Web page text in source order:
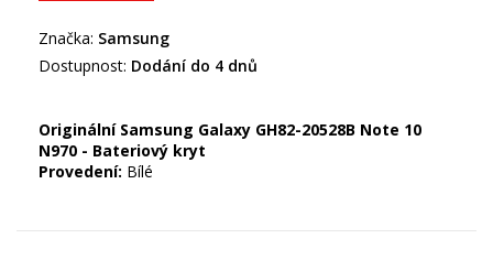
Značka: Samsung
Dostupnost: Dodání do 4 dnů
Originální Samsung Galaxy GH82-20528B Note 10
N970 - Bateriový kryt
Provedení: Bílé